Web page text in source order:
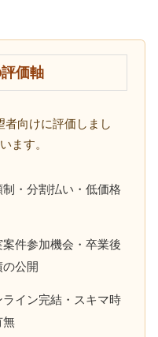
価軸
者向けに評価しまし
ます。
・分割払い・低価格
件参加機会・卒業後
公開
イン完結・スキマ時
無